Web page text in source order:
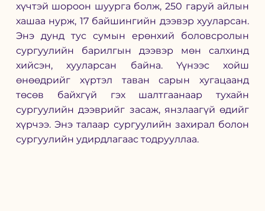
хүчтэй шороон шуурга болж, 250 гаруй айлын
хашаа нурж, 17 байшингийн дээвэр хууларсан.
Энэ дунд тус сумын ерөнхий боловсролын
сургуулийн барилгын дээвэр мөн салхинд
хийсэн, хууларсан байна. Үүнээс хойш
өнөөдрийг хүртэл таван сарын хугацаанд
төсөв байхгүй гэх шалтгаанаар тухайн
сургуулийн дээврийг засаж, янзлаагүй өдийг
хүрчээ. Энэ талаар сургуулийн захирал болон
сургуулийн удирдлагаас тодрууллаа.